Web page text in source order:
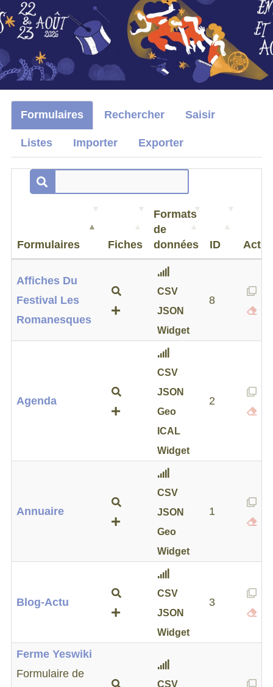
Formulaires Rechercher Saisir
Listes Importer Exporter
Formulaires Fiches
Formats
de
données
ID
Affiches Du
Festival Les
Romanesques
CSV
JSON
Widget
8
Agenda
CSV
JSON
Geo
ICAL
Widget
2
Annuaire
CSV
JSON
Geo
Widget
1
Blog-Actu
CSV
JSON
Widget
3
Ferme Yeswiki
Formulaire de
CSV